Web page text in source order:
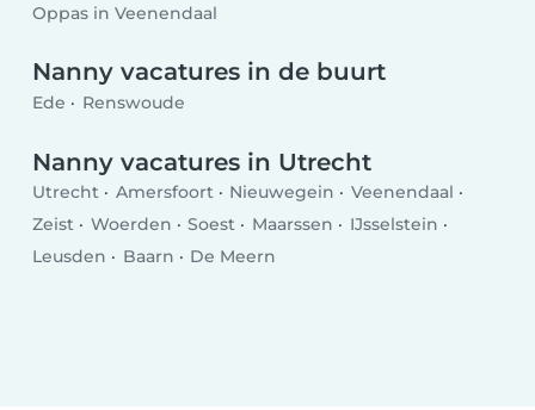
Oppas in Veenendaal
Nanny vacatures in de buurt
Ede Renswoude
Nanny vacatures in Utrecht
Utrecht Amersfoort Nieuwegein
Veenendaal
Zeist
Woerden Soest Maarssen
IJsselstein
Leusden
Baarn De Meern